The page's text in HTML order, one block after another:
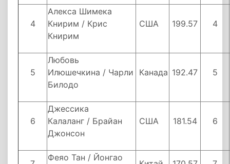
4
Алекса Шимека
Книрим / Крис
Книрим
США 199.57 4
5
Любовь
Илюшечкина / Чарли
Билодо
Канада 192.47 5
6
Джессика
Калаланг / Брайан
Джонсон
США 181.54 6
Феяо Тан / Йонгао